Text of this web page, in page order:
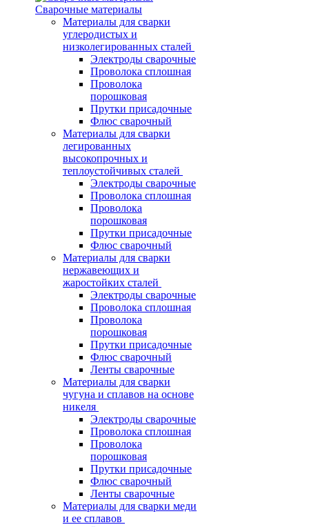
Сварочные материалы
Материалы для сварки
углеродистых и
низколегированных сталей
Электроды сварочные
Проволока сплошная
Проволока
порошковая
Прутки присадочные
Флюс сварочный
Материалы для сварки
легированных
высокопрочных и
теплоустойчивых сталей
Электроды сварочные
Проволока сплошная
Проволока
порошковая
Прутки присадочные
Флюс сварочный
Материалы для сварки
нержавеющих и
жаростойких сталей
Электроды сварочные
Проволока сплошная
Проволока
порошковая
Прутки присадочные
Флюс сварочный
Ленты сварочные
Материалы для сварки
чугуна и сплавов на основе
никеля
Электроды сварочные
Проволока сплошная
Проволока
порошковая
Прутки присадочные
Флюс сварочный
Ленты сварочные
Материалы для сварки меди
и ее сплавов